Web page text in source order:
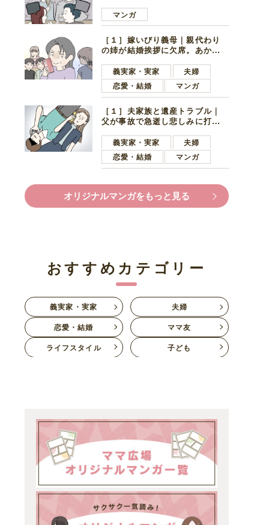
好きの男の子ママ
マンガ
［１］嫁いびり義母｜親代わり
の姉が結婚挨拶に欠席。あから
義実家・実家
夫婦
恋愛・結婚
マンガ
［１］夫家族と遺産トラブル｜
父が事故で急逝し悲しみに打ち
ます夫
義実家・実家
夫婦
恋愛・結婚
マンガ
オリジナルマンガをもっと見る
おすすめカテゴリー
義実家・実家
夫婦
恋愛・結婚
ママ友
ライフスタイル
子ども